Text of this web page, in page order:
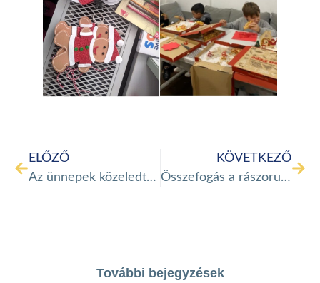
ELŐZŐ
Az ünnepek közeledtével ellátogattunk a zugligeti menekültszállóra
KÖVETKEZŐ
Összefogás a rászorulókért
További bejegyzések